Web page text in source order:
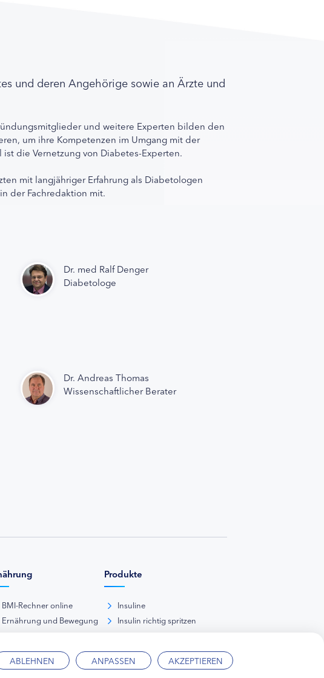
und deren Angehörige sowie an Ärzte und
und weitere Experten bilden den
um ihre Kompetenzen im Umgang mit der
die Vernetzung von Diabetes-Experten.
mit langjähriger Erfahrung als Diabetologen
der Fachredaktion mit.
Dr. med Ralf Denger
Diabetologe
Dr. Andreas Thomas
Wissenschaftlicher Berater
BMI-Rechner online
Ernährung und Bewegung
Lebensmittelkunde
Produkte
Insuline
Insulin richtig spritzen
ABLEHNEN ANPASSEN AKZEPTIEREN